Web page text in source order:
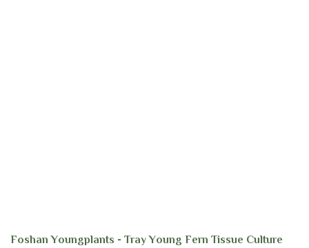
Foshan Youngplants - Tray Young Fern Tissue Culture